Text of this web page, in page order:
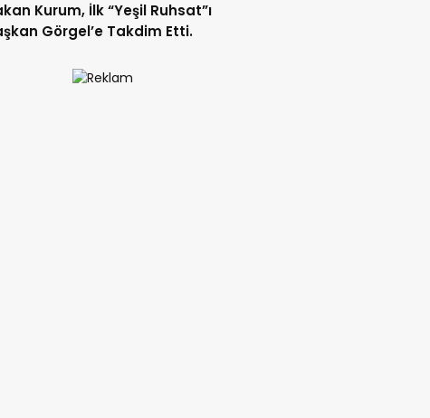
Kurum, İlk “Yeşil Ruhsat”ı
Görgel’e Takdim Etti.